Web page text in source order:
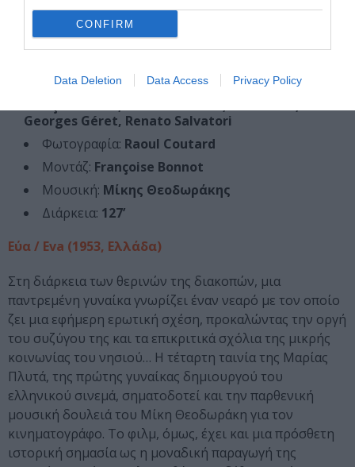
CONFIRM
Data Deletion Data Access Privacy Policy
Σκηνοθεσία:Κώστας Γαβράς
Σενάριο:Jorge Semprun, Κώστας Γαβράς
βασισμένοι στο βιβλίο τουΒασίλη Βασιλικού
Ηθοποιοί:Yves Montand, Jean-Louis
Trintignant, Ειρήνη Παππά, Jacques Perrin,
Georges Géret, Renato Salvatori
Φωτογραφία: Raoul Coutard
Μοντάζ: Françoise Bonnot
Μουσική: Μίκης Θεοδωράκης
Διάρκεια: 127’
Εύα / Eva (1953, Ελλάδα)
Στη διάρκεια των θερινών της διακοπών, μια
παντρεμένη γυναίκα γνωρίζει έναν νεαρό με τον οποίο
ζει μια εφήμερη ερωτική σχέση, προκαλώντας την οργή
του συζύγου της και τα επικριτικά σχόλια της μικρής
κοινωνίας του νησιού… Η τέταρτη ταινία της Μαρίας
Πλυτά, της πρώτης γυναίκας δημιουργού του
ελληνικού σινεμά, σηματοδοτεί και την παρθενική
μουσική δουλειά του Μίκη Θεοδωράκη για τον
κινηματογράφο. Το φιλμ, όμως, έχει και μια πρόσθετη
ιστορική σημασία ως η μοναδική παραγωγή της